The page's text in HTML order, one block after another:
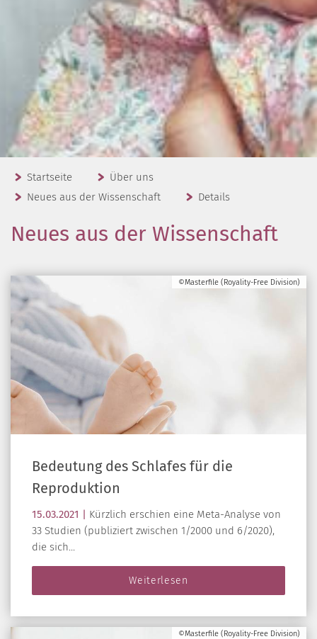
Startseite
Über uns
Neues aus der Wissenschaft
Details
Neues aus der Wissenschaft
Bedeutung des Schlafes für die
Reproduktion
15.03.2021 | Kürzlich erschien eine Meta-Analyse von
33 Studien (publiziert zwischen 1/2000 und 6/2020),
die sich...
Weiterlesen
©Masterfile (Royality-Free Division)
©Masterfile (Royality-Free Division)